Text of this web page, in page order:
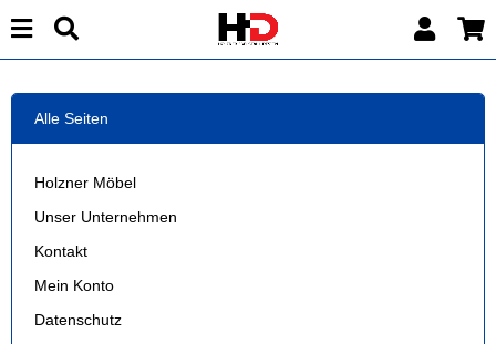
Alle Seiten
Holzner Möbel
Unser Unternehmen
Kontakt
Mein Konto
Datenschutz